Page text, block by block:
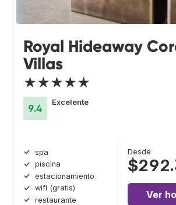
Royal Hideaway
Villas
★★★★★
9.4
Excelente
spa
piscina
estacionamiento
wifi (gratis)
restaurante
Desde
Ver